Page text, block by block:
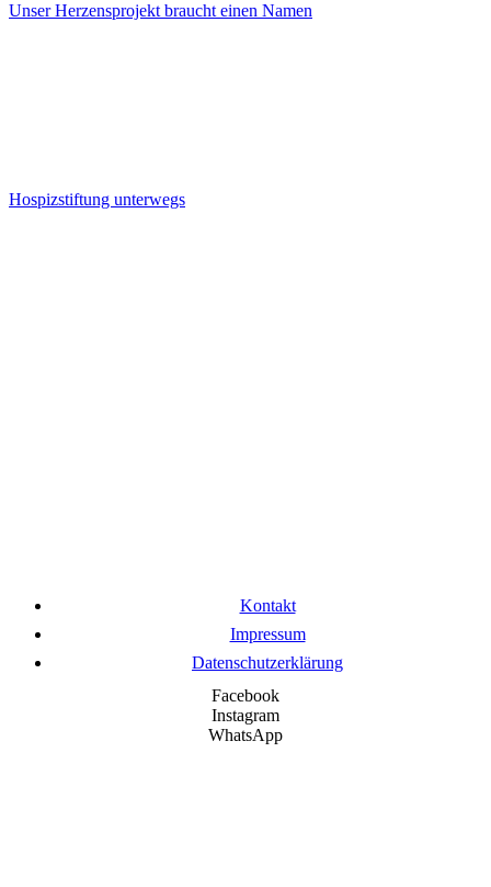
Unser Herzensprojekt braucht einen Namen
Hospizstiftung unterwegs
Kontakt
Impressum
Datenschutzerklärung
Facebook
Instagram
WhatsApp